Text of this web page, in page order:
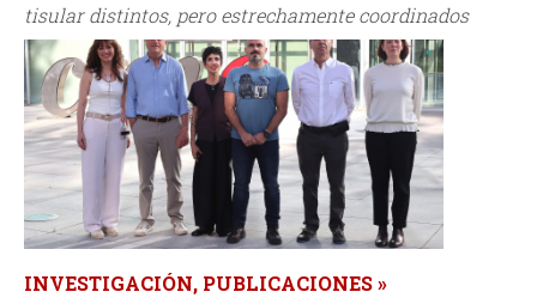
tisular distintos, pero estrechamente coordinados
INVESTIGACIÓN, PUBLICACIONES